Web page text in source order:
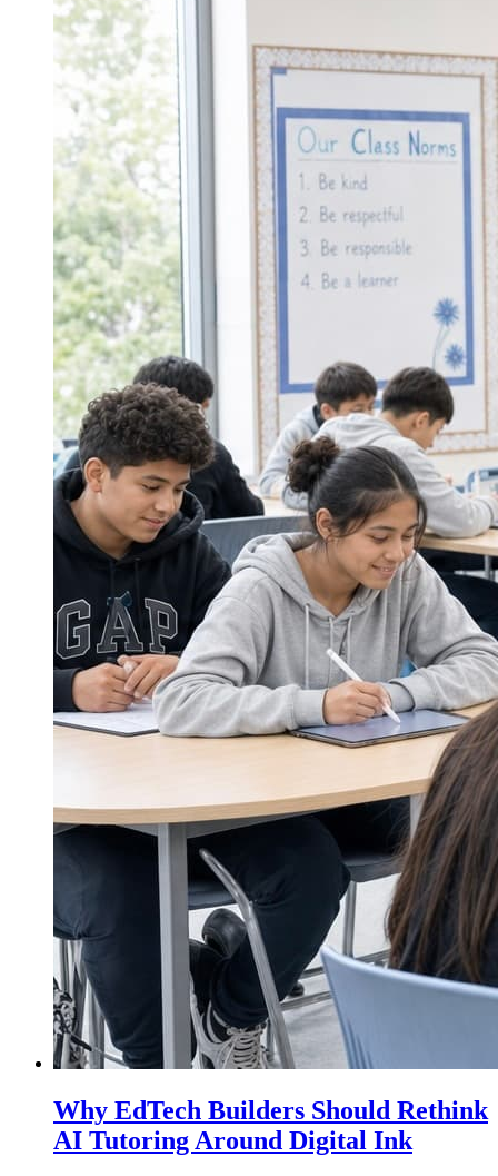
Why EdTech Builders Should Rethink
AI Tutoring Around Digital Ink